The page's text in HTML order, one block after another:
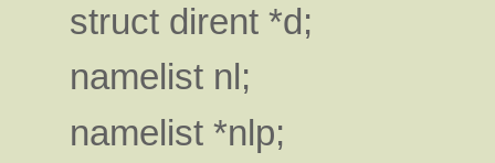
struct dirent *d;
namelist nl;
namelist *nlp;